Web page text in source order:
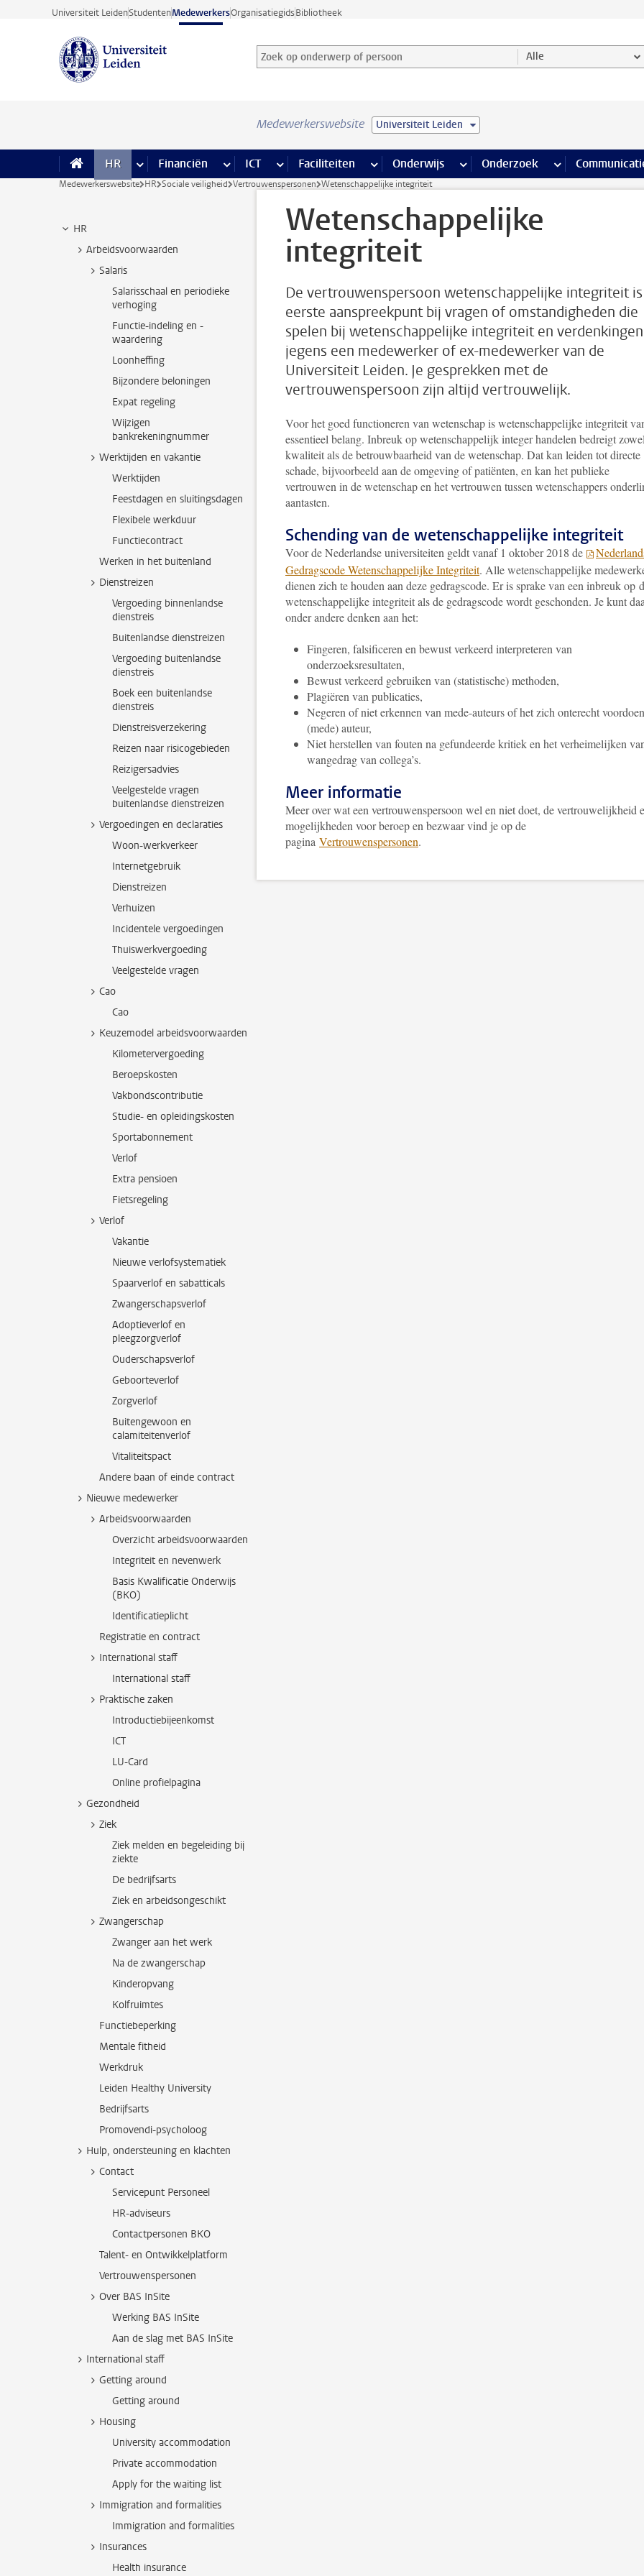
Ga direct naar de inhoud
Universiteit LeidenStudentenMedewerkersOrganisatiegidsBibliotheek
Zoek op onderwerp of persoon en selecteer categorie
Zoekterm Alle
Medewerkerswebsite Universiteit Leiden
HR meer HR pagina’s
Financiën meer Financiën pagina’s
ICT meer ICT pagina’s
Faciliteiten meer Faciliteiten pagina’s
Onderwijs meer Onderwijs pagina’s
Onderzoek meer Onderzoek
Medewerkerswebsite HR Sociale veiligheid Vertrouwenspersonen Wetenschappelijke integriteit
HR
Arbeidsvoorwaarden
Salaris
Salarisschaal en periodieke
verhoging
Functie-indeling en -
waardering
Loonheffing
Bijzondere beloningen
Expat regeling
Wijzigen
bankrekeningnummer
Werktijden en vakantie
Werktijden
Feestdagen en sluitingsdagen
Flexibele werkduur
Functiecontract
Werken in het buitenland
Dienstreizen
Vergoeding binnenlandse
dienstreis
Buitenlandse dienstreizen
Vergoeding buitenlandse
dienstreis
Boek een buitenlandse
dienstreis
Dienstreisverzekering
Reizen naar risicogebieden
Reizigersadvies
Veelgestelde vragen
buitenlandse dienstreizen
Vergoedingen en declaraties
Woon-werkverkeer
Internetgebruik
Dienstreizen
Verhuizen
Incidentele vergoedingen
Thuiswerkvergoeding
Veelgestelde vragen
Cao
Cao
Keuzemodel arbeidsvoorwaarden
Kilometervergoeding
Beroepskosten
Vakbondscontributie
Studie- en opleidingskosten
Sportabonnement
Verlof
Extra pensioen
Fietsregeling
Verlof
Vakantie
Nieuwe verlofsystematiek
Spaarverlof en sabatticals
Zwangerschapsverlof
Adoptieverlof en
pleegzorgverlof
Ouderschapsverlof
Geboorteverlof
Zorgverlof
Buitengewoon en
calamiteitenverlof
Vitaliteitspact
Andere baan of einde contract
Nieuwe medewerker
Arbeidsvoorwaarden
Overzicht arbeidsvoorwaarden
Integriteit en nevenwerk
Basis Kwalificatie Onderwijs
(BKO)
Identificatieplicht
Registratie en contract
International staff
International staff
Praktische zaken
Introductiebijeenkomst
ICT
LU-Card
Online profielpagina
Gezondheid
Ziek
Ziek melden en begeleiding bij
ziekte
De bedrijfsarts
Ziek en arbeidsongeschikt
Zwangerschap
Zwanger aan het werk
Na de zwangerschap
Kinderopvang
Kolfruimtes
Functiebeperking
Mentale fitheid
Werkdruk
Leiden Healthy University
Bedrijfsarts
Promovendi-psycholoog
Hulp, ondersteuning en klachten
Contact
Servicepunt Personeel
HR-adviseurs
Contactpersonen BKO
Talent- en Ontwikkelplatform
Vertrouwenspersonen
Over BAS InSite
Werking BAS InSite
Aan de slag met BAS InSite
International staff
Getting around
Getting around
Housing
University accommodation
Private accommodation
Apply for the waiting list
Immigration and formalities
Immigration and formalities
Insurances
Health insurance
Wetenschappelijke
integriteit
De vertrouwenspersoon wetenschappelijke integriteit
eerste aanspreekpunt bij vragen of omstandigheden die
spelen bij wetenschappelijke integriteit en verdenkingen
jegens een medewerker of ex-medewerker van de
Universiteit Leiden. Je gesprekken met de
vertrouwenspersoon zijn altijd vertrouwelijk.
Voor het goed functioneren van wetenschap is wetenschappelijke integriteit
essentieel belang. Inbreuk op wetenschappelijk integer handelen bedreigt
kwaliteit als de betrouwbaarheid van de wetenschap. Dat kan leiden tot directe
schade, bijvoorbeeld aan de omgeving of patiënten, en kan het publieke
vertrouwen in de wetenschap en het vertrouwen tussen wetenschappers
aantasten.
Schending van de wetenschappelijke integriteit
Voor de Nederlandse universiteiten geldt vanaf 1 oktober 2018 de
Gedragscode Wetenschappelijke Integriteit. Alle wetenschappelijke
dienen zich te houden aan deze gedragscode. Er is sprake van een inbreuk op
wetenschappelijke integriteit als de gedragscode wordt geschonden. Je kunt
onder andere denken aan het:
Fingeren, falsificeren en bewust verkeerd interpreteren van
onderzoeksresultaten,
Bewust verkeerd gebruiken van (statistische) methoden,
Plagiëren van publicaties,
Negeren of niet erkennen van mede-auteurs of het zich onterecht
(mede) auteur,
Niet herstellen van fouten na gefundeerde kritiek en het verheimelijken
wangedrag van collega’s.
Meer informatie
Meer over wat een vertrouwenspersoon wel en niet doet, de vertrouwelijkheid
mogelijkheden voor beroep en bezwaar vind je op de
pagina Vertrouwenspersonen.